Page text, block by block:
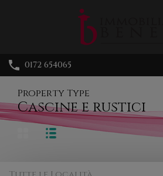
0172 654065
Property Type
Cascine e rustici